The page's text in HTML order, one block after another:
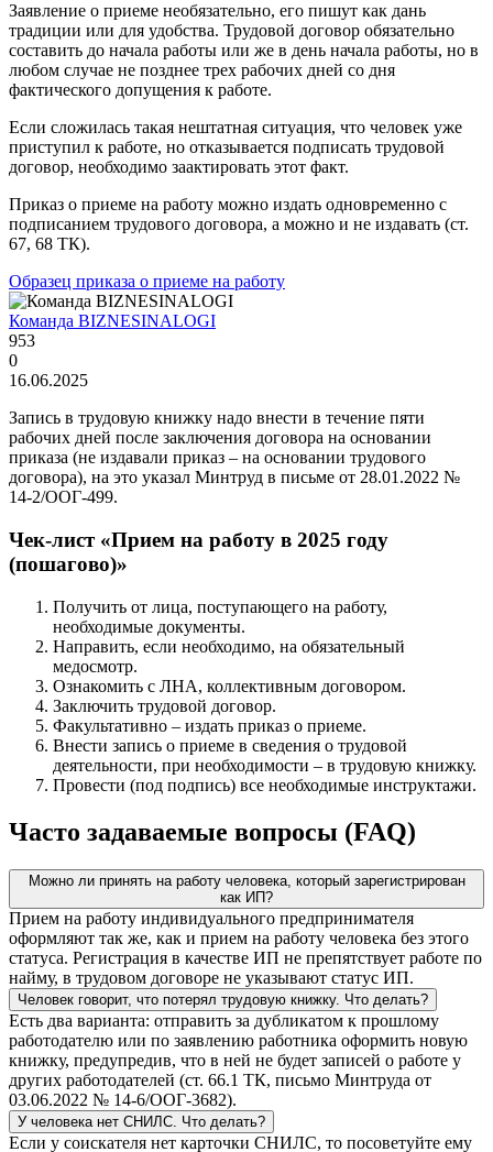
Заявление о приеме необязательно, его пишут как дань
традиции или для удобства. Трудовой договор обязательно
составить до начала работы или же в день начала работы, но в
любом случае не позднее трех рабочих дней со дня
фактического допущения к работе.
Если сложилась такая нештатная ситуация, что человек уже
приступил к работе, но отказывается подписать трудовой
договор, необходимо заактировать этот факт.
Приказ о приеме на работу можно издать одновременно с
подписанием трудового договора, а можно и не издавать (ст.
67, 68 ТК).
Образец приказа о приеме на работу
Команда BIZNESINALOGI
953
0
16.06.2025
Запись в трудовую книжку надо внести в течение пяти
рабочих дней после заключения договора на основании
приказа (не издавали приказ – на основании трудового
договора), на это указал Минтруд в письме от 28.01.2022 №
14-2/ООГ-499.
Чек-лист «Прием на работу в 2025 году
(пошагово)»
Получить от лица, поступающего на работу,
необходимые документы.
Направить, если необходимо, на обязательный
медосмотр.
Ознакомить с ЛНА, коллективным договором.
Заключить трудовой договор.
Факультативно – издать приказ о приеме.
Внести запись о приеме в сведения о трудовой
деятельности, при необходимости – в трудовую книжку.
Провести (под подпись) все необходимые инструктажи.
Часто задаваемые вопросы (FAQ)
Можно ли принять на работу человека, который зарегистрирован
как ИП?
Прием на работу индивидуального предпринимателя
оформляют так же, как и прием на работу человека без этого
статуса. Регистрация в качестве ИП не препятствует работе по
найму, в трудовом договоре не указывают статус ИП.
Человек говорит, что потерял трудовую книжку. Что делать?
Есть два варианта: отправить за дубликатом к прошлому
работодателю или по заявлению работника оформить новую
книжку, предупредив, что в ней не будет записей о работе у
других работодателей (ст. 66.1 ТК, письмо Минтруда от
03.06.2022 № 14-6/ООГ-3682).
У человека нет СНИЛС. Что делать?
Если у соискателя нет карточки СНИЛС, то посоветуйте ему